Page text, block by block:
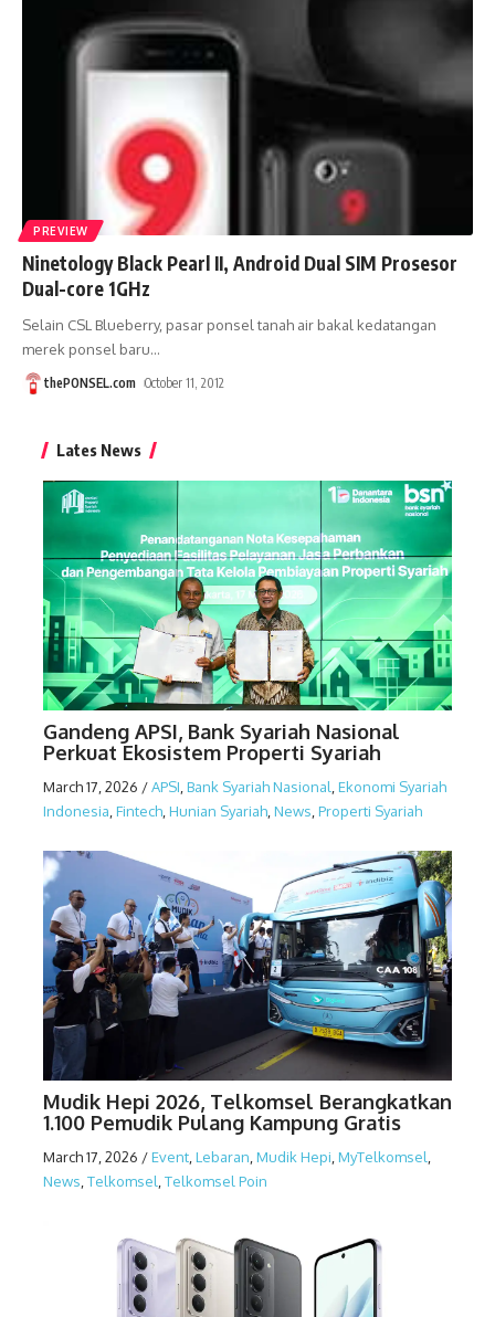
PREVIEW
Ninetology Black Pearl II, Android Dual SIM Prosesor
Dual-core 1GHz
Selain CSL Blueberry, pasar ponsel tanah air bakal kedatangan
merek ponsel baru…
thePONSEL.com October 11, 2012
Lates News
Gandeng APSI, Bank Syariah Nasional
Perkuat Ekosistem Properti Syariah
March 17, 2026 /APSI Bank Syariah Nasional Ekonomi Syariah
Indonesia Fintech Hunian Syariah News Properti Syariah
Mudik Hepi 2026, Telkomsel Berangkatkan
1.100 Pemudik Pulang Kampung Gratis
March 17, 2026 /Event Lebaran Mudik Hepi MyTelkomsel
News Telkomsel Telkomsel Poin